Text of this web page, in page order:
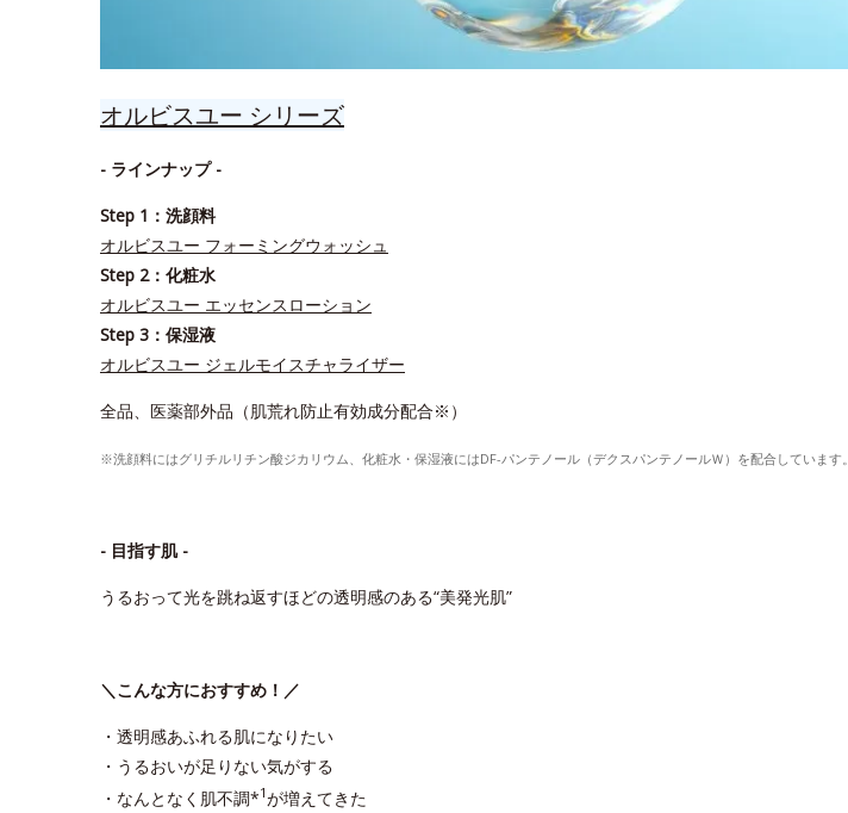
オルビスユー シリーズ
- ラインナップ -
Step 1：洗顔料
オルビスユー フォーミングウォッシュ
Step 2：化粧水
オルビスユー エッセンスローション
Step 3：保湿液
オルビスユー ジェルモイスチャライザー
全品、医薬部外品（肌荒れ防止有効成分配合※）
※洗顔料にはグリチルリチン酸ジカリウム、化粧水・保湿液にはDF-パンテノール（デクスパンテノールＷ）を配合しています。
- 目指す肌 -
うるおって光を跳ね返すほどの透明感のある“美発光肌”
＼こんな方におすすめ！／
・透明感あふれる肌になりたい
・うるおいが足りない気がする
・なんとなく肌不調*1が増えてきた